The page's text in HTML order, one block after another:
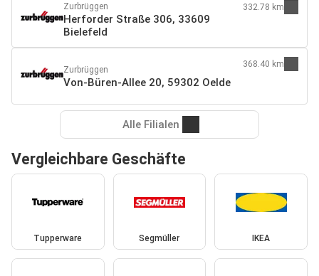
Zurbrüggen
Herforder Straße 306, 33609
Bielefeld
332.78 km
Zurbrüggen
Von-Büren-Allee 20, 59302 Oelde
368.40 km
Alle Filialen
Vergleichbare Geschäfte
Tupperware Segmüller IKEA